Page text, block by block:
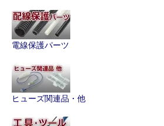
電線保護パーツ
ヒューズ関連品・他